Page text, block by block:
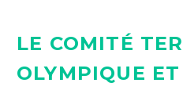
LE COMITÉ
OLYMPIQUE